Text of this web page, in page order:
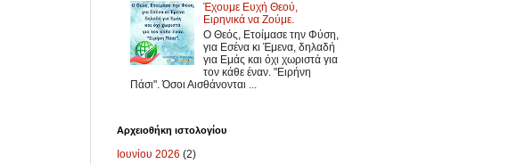
Έχουμε Ευχή Θεού,
Ειρηνικά να Ζούμε.
Ο Θεός, Ετοίμασε την Φύση,
για Εσένα κι Έμενα, δηλαδή
για Εμάς και όχι χωριστά για
τον κάθε έναν. "Ειρήνη
Πάσι". Όσοι Αισθάνονται ...
Αρχειοθήκη ιστολογίου
Ιουνίου 2026 (2)